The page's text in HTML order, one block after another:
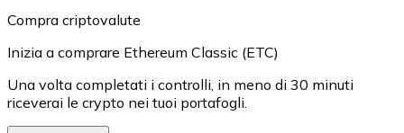
Compra criptovalute
Inizia a comprare Ethereum Classic (ETC)
Una volta completati i controlli, in meno di 30 minuti
riceverai le crypto nei tuoi portafogli.